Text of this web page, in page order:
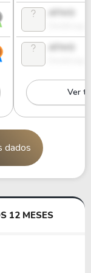
Ver
dados
12 MESES